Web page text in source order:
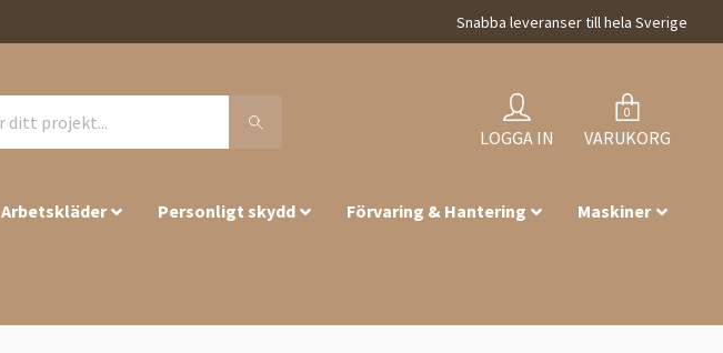
Snabba leveranser till hela Sverige
LOGGA IN
0
VARUKORG
Arbetskläder Personligt skydd Förvaring & Hantering Maskiner